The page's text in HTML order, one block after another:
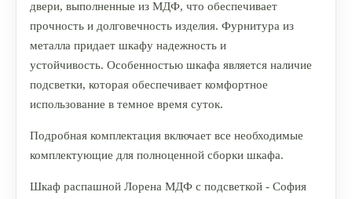
двери, выполненные из МДФ, что обеспечивает
прочность и долговечность изделия. Фурнитура из
металла придает шкафу надежность и
устойчивость. Особенностью шкафа является наличие
подсветки, которая обеспечивает комфортное
использование в темное время суток.
Подробная комплектация включает все необходимые
комплектующие для полноценной сборки шкафа.
Шкаф распашной Лорена МДФ с подсветкой - София